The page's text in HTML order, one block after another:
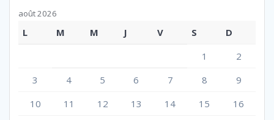
août 2026
L M M J V S
D
1
2
3
4 5 6 7 8
9
10
11 12 13 14 15
16